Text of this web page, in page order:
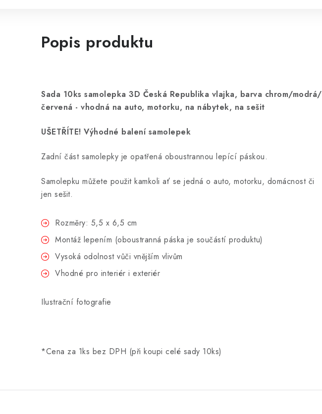
Popis produktu
Sada 10ks samolepka 3D Česká Republika vlajka, barva chrom/modrá/
červená - vhodná na auto, motorku, na nábytek, na sešit
UŠETŘÍTE! Výhodné balení samolepek
Zadní část samolepky je opatřená oboustrannou lepící páskou.
Samolepku můžete použit kamkoli ať se jedná o auto, motorku, domácnost či
jen sešit.
Rozměry: 5,5 x 6,5 cm
Montáž lepením (oboustranná páska je součástí produktu)
Vysoká odolnost vůči vnějším vlivům
Vhodné pro interiér i exteriér
Ilustrační fotografie
*Cena za 1ks bez DPH (při koupi celé sady 10ks)